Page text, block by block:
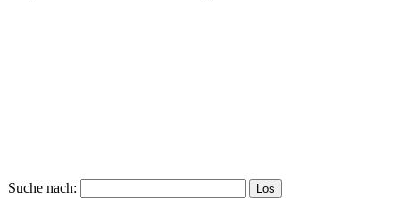
Suche nach: